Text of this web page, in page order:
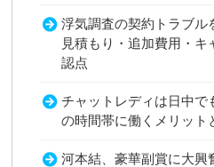
浮気調査の契約トラブル
見積もり・追加費用・キ
認点
チャットレディは日中で
の時間帯に働くメリット
河本結、豪華副賞に大興